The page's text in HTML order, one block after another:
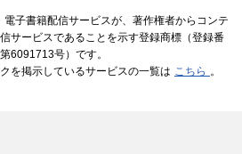
子書籍配信サービスが、著作権者からコンテ
サービスであることを示す登録商標（登録番
6091713号）です。
を掲示しているサービスの一覧は こちら 。